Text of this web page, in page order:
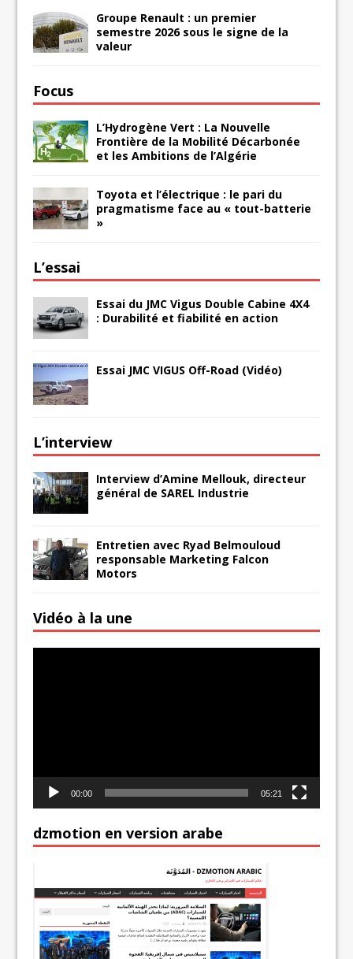
Groupe Renault : un premier
semestre 2026 sous le signe de la
valeur
Focus
L’Hydrogène Vert : La Nouvelle
Frontière de la Mobilité Décarbonée
et les Ambitions de l’Algérie
Toyota et l’électrique : le pari du
pragmatisme face au « tout-batterie
»
L’essai
Essai du JMC Vigus Double Cabine 4X4
: Durabilité et fiabilité en action
Essai JMC VIGUS Off-Road (Vidéo)
L’interview
Interview d’Amine Mellouk, directeur
général de SAREL Industrie
Entretien avec Ryad Belmouloud
responsable Marketing Falcon
Motors
Vidéo à la une
00:00 05:21
dzmotion en version arabe